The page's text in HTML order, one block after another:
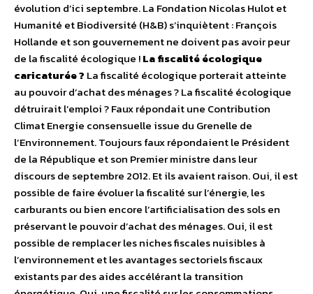
évolution d’ici septembre. La Fondation Nicolas Hulot et
Humanité et Biodiversité (H&B) s’inquiètent : François
Hollande et son gouvernement ne doivent pas avoir peur
de la fiscalité écologique !La fiscalité écologique
caricaturée ? La fiscalité écologique porterait atteinte
au pouvoir d’achat des ménages ? La fiscalité écologique
détruirait l’emploi ? Faux répondait une Contribution
Climat Energie consensuelle issue du Grenelle de
l’Environnement. Toujours faux répondaient le Président
de la République et son Premier ministre dans leur
discours de septembre 2012. Et ils avaient raison. Oui, il est
possible de faire évoluer la fiscalité sur l’énergie, les
carburants ou bien encore l’artificialisation des sols en
préservant le pouvoir d’achat des ménages. Oui, il est
possible de remplacer les niches fiscales nuisibles à
l’environnement et les avantages sectoriels fiscaux
existants par des aides accélérant la transition